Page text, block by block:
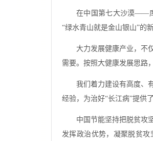
在中国第七大沙漠——
“绿水青山就是金山银山”的
大力发展健康产业，不
需要。按照大健康发展思路
我们着力建设有高度、
经验，为治好“长江病”提供
中国节能坚持把脱贫攻
发挥政治优势，凝聚脱贫攻